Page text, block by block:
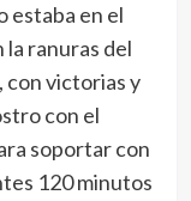
estaba en el
la ranuras del
con victorias y
con el
soportar con
120 minutos